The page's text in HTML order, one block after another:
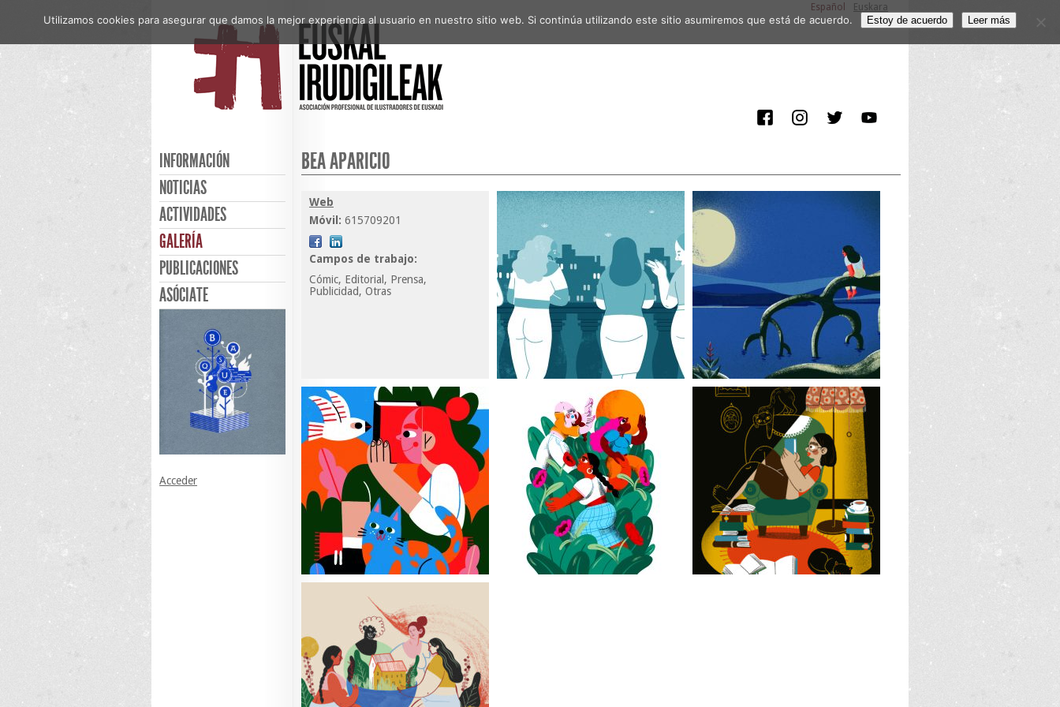
Español Euskara
INFORMACIÓN
NOTICIAS
ACTIVIDADES
GALERÍA
PUBLICACIONES
ASÓCIATE
Acceder
BEA APARICIO
Web
Móvil: 615709201
Campos de trabajo:
Cómic, Editorial, Prensa,
Publicidad, Otras
Utilizamos cookies para asegurar que damos la mejor experiencia al usuario en nuestro sitio web. Si continúa utilizando este sitio asumiremos que está de acuerdo. Estoy de acuerdo Leer más